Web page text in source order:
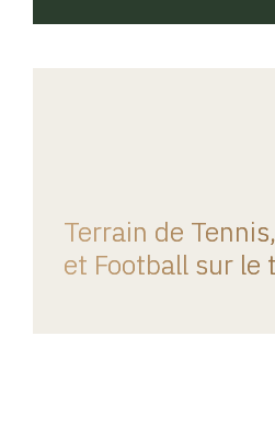
Terrain de
et Football sur le